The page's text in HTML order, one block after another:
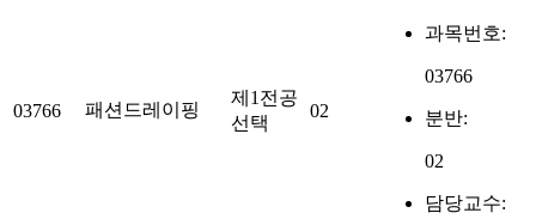
03766 패션드레이핑
제1전공
선택
02
과목번호:
03766
분반:
02
담당교수: